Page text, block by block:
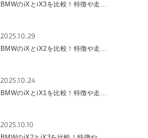
BMWのiXとiX3を比較！特徴や走...
2025.10.29
BMWのiXとiX2を比較！特徴や走...
2025.10.24
BMWのiXとiX1を比較！特徴や走...
2025.10.10